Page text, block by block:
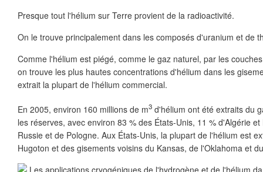
Presque tout l'hélium sur Terre provient de la radioactivité.
On le trouve principalement dans les composés d'uranium et de
Comme l'hélium est piégé, comme le gaz naturel, par les
on trouve les plus hautes concentrations d'hélium dans les
extrait la plupart de l'hélium commercial.
En 2005, environ 160 millions de m3 d'hélium ont été extraits du
les réserves, avec environ 83 % des États-Unis, 11 % d'Algérie
Russie et de Pologne. Aux États-Unis, la plupart de l'hélium est
Hugoton et des gisements voisins du Kansas, de l'Oklahoma et